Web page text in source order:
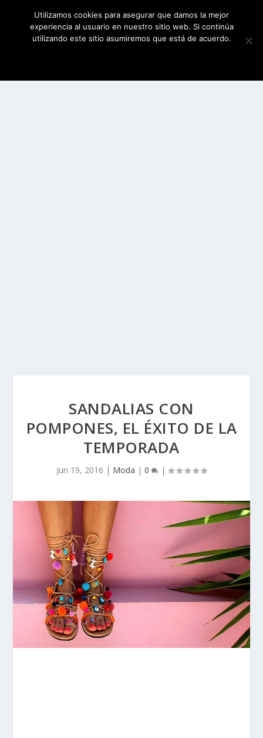
SANDALIAS CON
POMPONES, EL ÉXITO DE LA
TEMPORADA
Jun 19, 2016 | Moda | 0 |
Utilizamos cookies para asegurar que damos la mejor
experiencia al usuario en nuestro sitio web. Si continúa
utilizando este sitio asumiremos que está de acuerdo.